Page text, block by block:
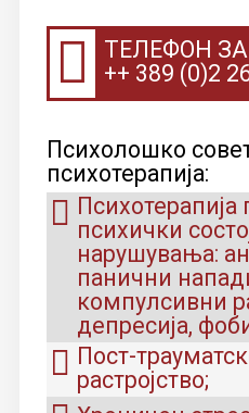
ТЕЛЕФОН
++ 389 (0)2
Психолошко
психотерапија:
психички
нарушувања:
панични
компулсивни
депресија,
Пост-
растројство;